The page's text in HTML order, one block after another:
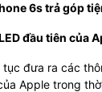
6s trả góp ti
đầu tiên của
tục đưa ra các
Apple trong